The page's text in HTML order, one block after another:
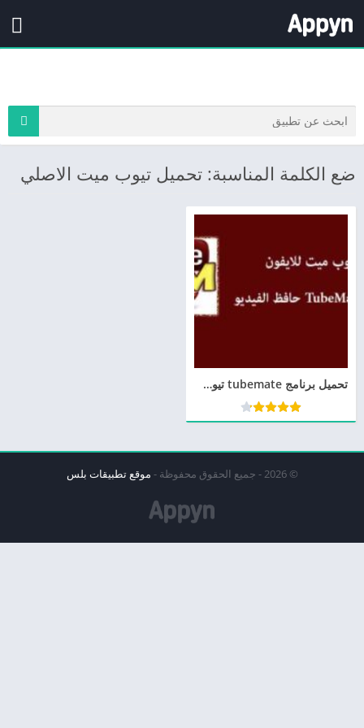
ضع الكلمة المناسبة: تحميل تيوب ميت الاصلي
تحميل برنامج tubemate تيوب ميت للايفون 2026 تنزيل يوتيوب ميت حافظ الفيديو
© 2026 - جميع الحقوق محفوظة - موقع تطبيقات بلس